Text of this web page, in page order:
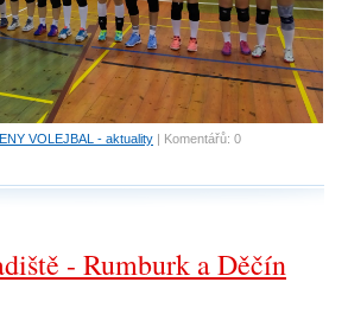
VOLEJBAL - aktuality | Komentářů: 0
- Rumburk a Děčín